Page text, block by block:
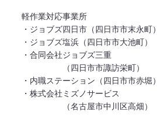
軽作業対応事業所
・ジョブズ四日市（四日市市末永町）
・ジョブズ塩浜（四日市市大池町）
・合同会社ジョブズ三重
（四日市市諏訪栄町）
・内職ステーション（四日市市赤堀）
​・株式会社ミズノサービス
（名古屋市中川区高畑）